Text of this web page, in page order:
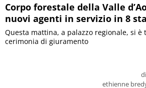
Corpo forestale della Valle
nuovi agenti in servizio in 8
di
ethienne
Questa mattina, a palazzo regionale, si è
cerimonia di giuramento